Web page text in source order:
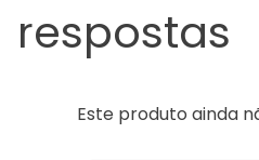
respostas
Este produto ainda